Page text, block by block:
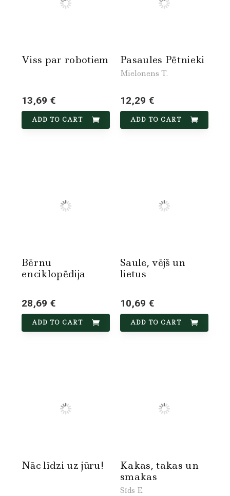
Viss par robotiem
13,69 €
ADD TO CART
Pasaules Pētnieki
Mielonens T.
12,29 €
ADD TO CART
Bērnu
enciklopēdija
28,69 €
ADD TO CART
Saule, vējš un
lietus
10,69 €
ADD TO CART
Nāc līdzi uz jūru!
Kakas, takas un
smakas
Sīds E.